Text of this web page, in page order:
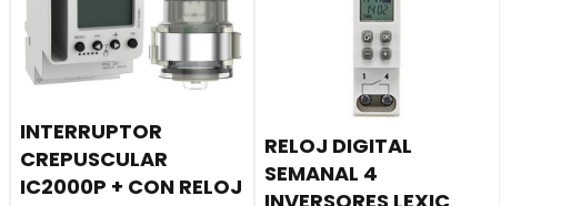
INTERRUPTOR
CREPUSCULAR
IC2000P + CON RELOJ
RELOJ DIGITAL
SEMANAL 4